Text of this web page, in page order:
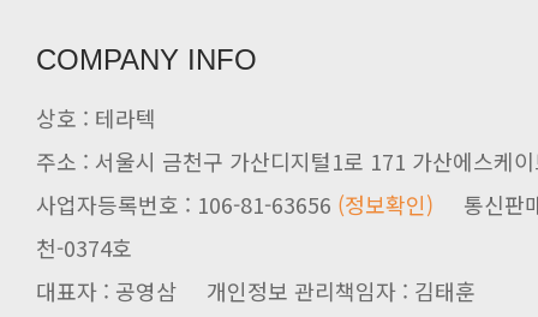
COMPANY INFO
상호 : 테라텍
주소 : 서울시 금천구 가산디지털1로 171 가산에스케
사업자등록번호 : 106-81-63656 (정보확인)
천-0374호
대표자 : 공영삼 개인정보 관리책임자 : 김태훈